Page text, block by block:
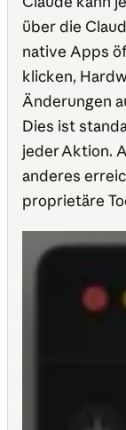
über die
native Apps
klicken,
Änderungen
Dies ist
jeder Aktion.
anderes
proprietäre